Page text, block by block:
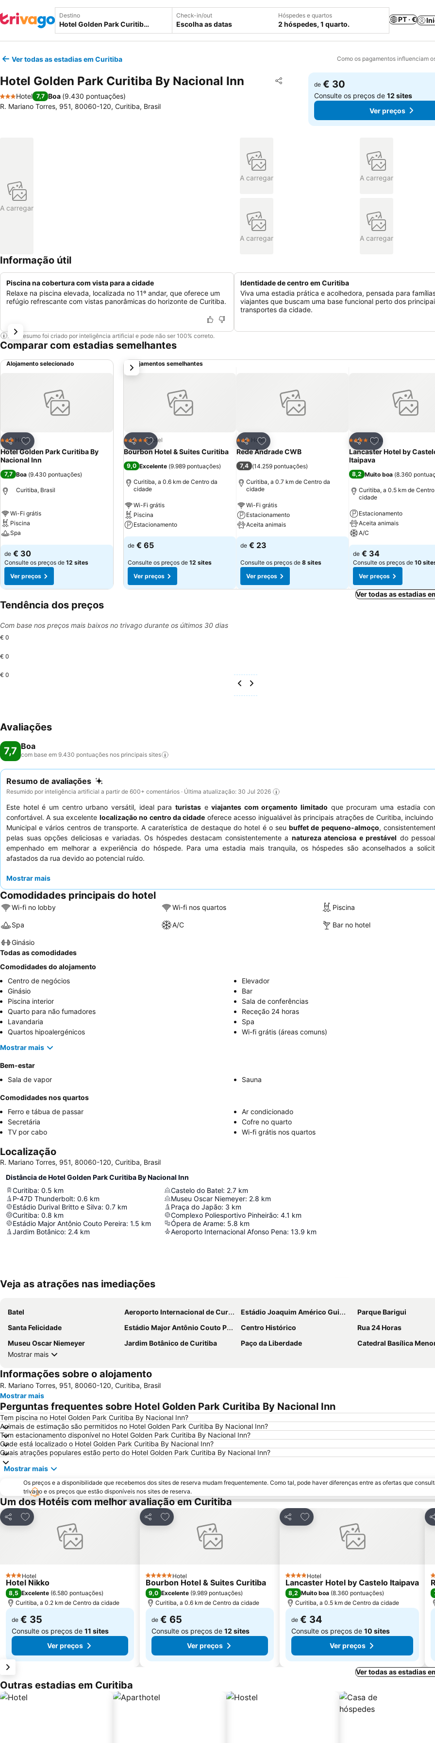
Destino Check-in/out
Escolha as datas
Hóspedes e quartos
2 hóspedes, 1 quarto.
PT · €
Ver todas as estadias em Curitiba Como os pagamentos influenciam
Hotel Golden Park Curitiba By Nacional Inn Partilhar
Adicionar aos favoritos
3 Estrelas
Hotel 7,7 Boa (9.430 pontuações)
R. Mariano Torres, 951, 80060-120, Curitiba, Brasil
de € 30
Consulte os preços de12 sites
Ver preços
A carregar
A carregar A carregar
A carregar A carregar
Informação útil
Piscina na cobertura com vista para a cidade
Relaxe na piscina elevada, localizada no 11º andar, que oferece um
refúgio refrescante com vistas panorâmicas do horizonte de Curitiba.
Identidade de centro em Curitiba
Viva uma estadia prática e acolhedora, pensada para
viajantes que buscam uma base funcional perto dos
transportes da cidade.
Este resumo foi criado por inteligência artificial e pode não ser 100% correto.
Comparar com estadias semelhantes
Alojamento selecionado
Partilhar
Adicionar aos favoritos
3 Estrelas
Hotel
Hotel Golden Park Curitiba By
Nacional Inn
7,7 Boa (9.430 pontuações)
Curitiba, Brasil
Wi-Fi grátis
Piscina
Spa
de € 30
Consulte os preços de 12 sites
Ver preços
Alojamentos semelhantes
Partilhar
Adicionar aos favoritos
5 EstrelasHotel
Bourbon Hotel & Suites Curitiba
9,0 Excelente (9.989 pontuações)
Curitiba, a 0.6 km de Centro da
cidade
Wi-Fi grátis
Piscina
Estacionamento
de € 65
Consulte os preços de 12 sites
Ver preços
Partilhar
Adicionar aos favoritos
3 Estrelas
Hotel
Rede Andrade CWB
7,4 (14.259 pontuações)
Curitiba, a 0.7 km de Centro da
cidade
Wi-Fi grátis
Estacionamento
Aceita animais
de € 23
Consulte os preços de 8 sites
Ver preços
Partilhar
Adicionar aos
4 EstrelasHotel
Lancaster Hotel by
Itaipava
8,2 Muito boa (8.360
Curitiba, a 0.5 km de
cidade
Estacionamento
Aceita animais
A/C
de € 34
Consulte os preços de 10
Ver preços
próximo
Ver todas as estadias
Tendência dos preços
Com base nos preços mais baixos no trivago durante os últimos 30 dias
€ 0
€ 0
€ 0
Avaliações
7,7 Boa
com base em 9.430 pontuações nos principais sites
Resumo de avaliações
Resumido por inteligência artificial a partir de 600+ comentários · Última atualização: 30 Jul 2026
Este hotel é um centro urbano versátil, ideal para turistaseviajantes com orçamento limitado que procuram uma estadia
confortável. A sua excelente localização no centro da cidade oferece acesso inigualável às principais atrações de Curitiba,
Municipal e vários centros de transporte. A caraterística de destaque do hotel é o seubuffet de pequeno-almoço,
pelas suas opções deliciosas e variadas. Os hóspedes destacam consistentemente a natureza atenciosa e prestável do
empenhado em melhorar a experiência do hóspede. Para uma estadia mais tranquila, os hóspedes são aconselhados a
afastados da rua devido ao potencial ruído.
Mostrar mais
Comodidades principais do hotel
Wi-fi no lobby Wi-fi nos quartos Piscina
Spa A/C Bar no hotel
Ginásio
Todas as comodidades
Comodidades do alojamento
Centro de negócios
Elevador
Ginásio
Bar
Piscina interior
Sala de conferências
Quarto para não fumadores
Receção 24 horas
Lavandaria
Spa
Quartos hipoalergénicos
Wi-fi grátis (áreas comuns)
Mostrar mais
Bem-estar
Sala de vapor
Sauna
Comodidades nos quartos
Ferro e tábua de passar
Ar condicionado
Secretária
Cofre no quarto
TV por cabo
Wi-fi grátis nos quartos
Localização
R. Mariano Torres, 951, 80060-120, Curitiba, Brasil
Distância de Hotel Golden Park Curitiba By Nacional Inn
Curitiba: 0.5 km
P-47D Thunderbolt: 0.6 km
Estádio Durival Britto e Silva: 0.7 km
Curitiba: 0.8 km
Estádio Major Antônio Couto Pereira: 1.5 km
Jardim Botânico: 2.4 km
Castelo do Batel: 2.7 km
Museu Oscar Niemeyer: 2.8 km
Praça do Japão: 3 km
Complexo Poliesportivo Pinheirão: 4.1 km
Ópera de Arame: 5.8 km
Aeroporto Internacional Afonso Pena: 13.9 km
Veja as atrações nas imediações
Batel Aeroporto Internacional de Curitiba - Afonso Pena Estádio Joaquim Américo Guimarães - Arena da Baixada
Parque Barigui
Santa Felicidade
Estádio Major Antônio Couto Pereira Centro Histórico
Rua 24 Horas
Museu Oscar Niemeyer
Jardim Botânico de Curitiba Paço da Liberdade
Catedral Basílica Menor de Nossa Senhora
Mostrar mais
Informações sobre o alojamento
R. Mariano Torres, 951, 80060-120, Curitiba, Brasil
Mostrar mais
Perguntas frequentes sobre Hotel Golden Park Curitiba By Nacional Inn
Tem piscina no Hotel Golden Park Curitiba By Nacional Inn?
Animais de estimação são permitidos no Hotel Golden Park Curitiba By Nacional Inn?
Tem estacionamento disponível no Hotel Golden Park Curitiba By Nacional Inn?
Onde está localizado o Hotel Golden Park Curitiba By Nacional Inn?
Quais atrações populares estão perto do Hotel Golden Park Curitiba By Nacional Inn?
Mostrar mais
Os preços e a disponibilidade que recebemos dos sites de reserva mudam frequentemente. Como tal, pode haver diferenças entre as ofertas que
trivago e os preços que estão disponíveis nos sites de reserva.
Um dos Hotéis com melhor avaliação em Curitiba
Partilhar
Adicionar aos favoritos
3 Estrelas
Hotel
Hotel Nikko
8,5 Excelente (6.580 pontuações)
Curitiba, a 0.2 km de Centro da cidade
de € 35
Consulte os preços de 11 sites
Ver preços
Partilhar
Adicionar aos favoritos
5 EstrelasHotel
Bourbon Hotel & Suites Curitiba
9,0 Excelente (9.989 pontuações)
Curitiba, a 0.6 km de Centro da cidade
de € 65
Consulte os preços de 12 sites
Ver preços
Partilhar
Adicionar aos favoritos
4 Estrelas
Hotel
Lancaster Hotel by Castelo Itaipava
8,2 Muito boa (8.360 pontuações)
Curitiba, a 0.5 km de Centro da cidade
de € 34
Consulte os preços de 10 sites
Ver preços
Ver todas as estadias
Outras estadias em Curitiba